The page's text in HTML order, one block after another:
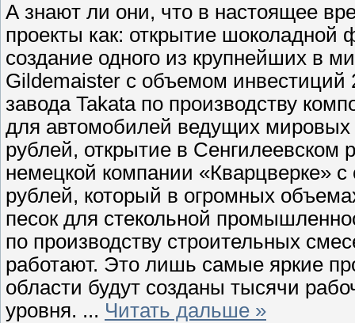
А знают ли они, что в настоящее
проекты как: открытие шоколадной
создание одного из крупнейших в
Gildemaister с объемом инвестиций
завода Takata по производству
для автомобилей ведущих
рублей, открытие в Сенгилеевском
немецкой компании «Кварцверке»
рублей, который в огромных
песок для стекольной
по производству строительных
работают. Это лишь самые яркие
области будут созданы тысячи
уровня. ... Читать дальше »